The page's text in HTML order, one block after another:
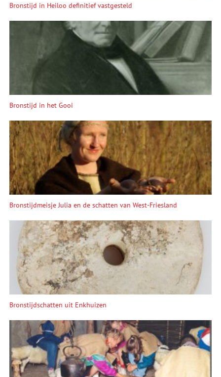
Bronstijd in Heiloo definitief vastgesteld
Bronstijd in het Gooi
Bronstijdmeisje Julia en de schatten van West-Friesland
Bronstijdschatten uit Enkhuizen